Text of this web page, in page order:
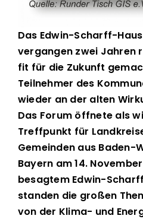
Das Edwin-Scharff-
vergangen zwei Jahren
fit für die Zukunft
Teilnehmer des
wieder an der alten
Das Forum öffnete als
Treffpunkt für
Gemeinden aus Baden-
Bayern am 14.
besagtem Edwin-
standen die großen
von der Klima- und